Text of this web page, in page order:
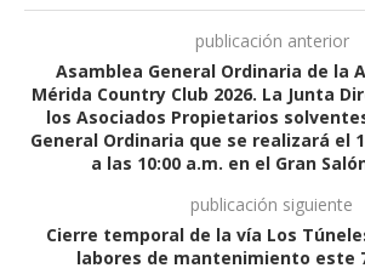
publicación anterior
Asamblea General Ordinaria de la
Mérida Country Club 2026. La Junta
los Asociados Propietarios
General Ordinaria que se realizará el
a las 10:00 a.m. en el Gran
publicación siguiente
Cierre temporal de la vía Los
labores de mantenimiento este